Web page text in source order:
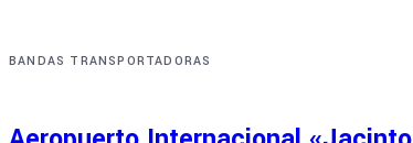
BANDAS TRANSPORTADORAS